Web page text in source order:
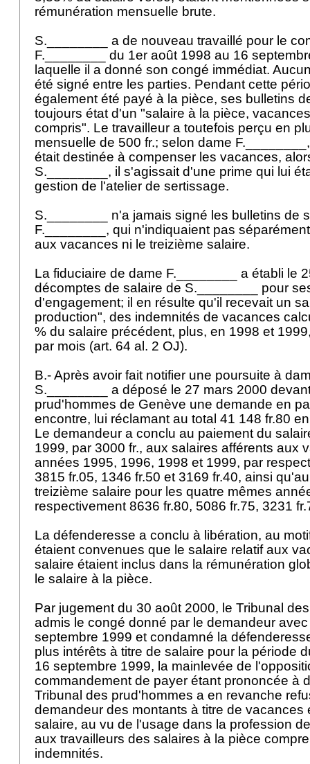
rémunération mensuelle brute.
S.________ a de nouveau travaillé pour le
F.________ du 1er août 1998 au 16
laquelle il a donné son congé immédiat.
été signé entre les parties. Pendant cette
également été payé à la pièce, ses bulletins
toujours état d'un "salaire à la pièce,
compris". Le travailleur a toutefois perçu en
mensuelle de 500 fr.; selon dame
était destinée à compenser les vacances,
S.________, il s'agissait d'une prime qui lui
gestion de l'atelier de sertissage.
S.________ n'a jamais signé les bulletins de
F.________, qui n'indiquaient pas
aux vacances ni le treizième salaire.
La fiduciaire de dame F.________ a établi le
décomptes de salaire de S.________ pour
d'engagement; il en résulte qu'il recevait un
production", des indemnités de vacances
% du salaire précédent, plus, en 1998 et
par mois (art. 64 al. 2 OJ).
B.- Après avoir fait notifier une poursuite à
S.________ a déposé le 27 mars 2000
prud'hommes de Genève une demande en
encontre, lui réclamant au total 41 148 fr.80
Le demandeur a conclu au paiement du
1999, par 3000 fr., aux salaires afférents aux
années 1995, 1996, 1998 et 1999, par
3815 fr.05, 1346 fr.50 et 3169 fr.40, ainsi
treizième salaire pour les quatre mêmes
respectivement 8636 fr.80, 5086 fr.75, 3231
La défenderesse a conclu à libération, au
étaient convenues que le salaire relatif aux
salaire étaient inclus dans la rémunération
le salaire à la pièce.
Par jugement du 30 août 2000, le Tribunal
admis le congé donné par le demandeur
septembre 1999 et condamné la
plus intérêts à titre de salaire pour la période
16 septembre 1999, la mainlevée de
commandement de payer étant prononcée à
Tribunal des prud'hommes a en revanche
demandeur des montants à titre de vacances
salaire, au vu de l'usage dans la profession
aux travailleurs des salaires à la pièce
indemnités.